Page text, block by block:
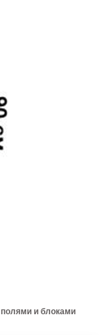
и блоками